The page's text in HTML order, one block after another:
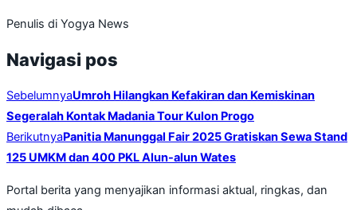
Penulis di Yogya News
Navigasi pos
SebelumnyaUmroh Hilangkan Kefakiran dan Kemiskinan
Segeralah Kontak Madania Tour Kulon Progo
BerikutnyaPanitia Manunggal Fair 2025 Gratiskan Sewa Stand
125 UMKM dan 400 PKL Alun-alun Wates
Portal berita yang menyajikan informasi aktual, ringkas, dan